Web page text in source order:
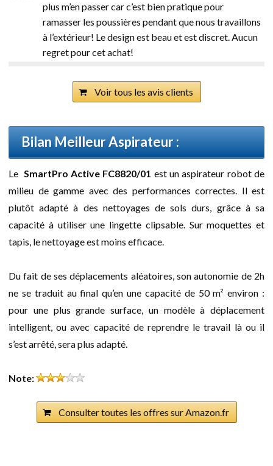
plus m’en passer car c’est bien pratique pour
ramasser les poussières pendant que nous travaillons
à l’extérieur! Le design est beau et est discret. Aucun
regret pour cet achat!
Voir tous les avis clients
Bilan Meilleur Aspirateur :
Le SmartPro Active FC8820/01 est un aspirateur robot de
milieu de gamme avec des performances correctes. Il est
plutôt adapté à des nettoyages de sols durs, grâce à sa
capacité à utiliser une lingette clipsable. Sur moquettes et
tapis, le nettoyage est moins efficace.
Du fait de ses déplacements aléatoires, son autonomie de 2h
ne se traduit au final qu’en une capacité de 50 m² environ :
pour une plus grande surface, un modèle à déplacement
intelligent, ou avec capacité de reprendre le travail là ou il
s’est arrêté, sera plus adapté.
Note:
Consulter toutes les offres sur Amazon.fr